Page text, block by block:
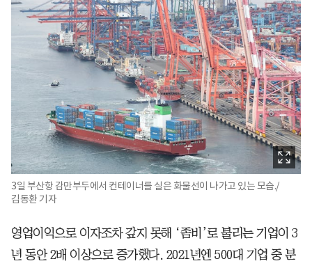
3일 부산항 감만부두에서 컨테이너를 실은 화물선이 나가고 있는 모습./
김동환 기자
영업이익으로 이자조차 갚지 못해 ‘좀비’로 불리는 기업이 3
년 동안 2배 이상으로 증가했다. 2021년엔 500대 기업 중 분